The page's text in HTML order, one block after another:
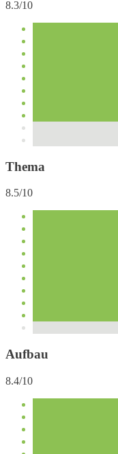
8.3/10
Thema
8.5/10
Aufbau
8.4/10